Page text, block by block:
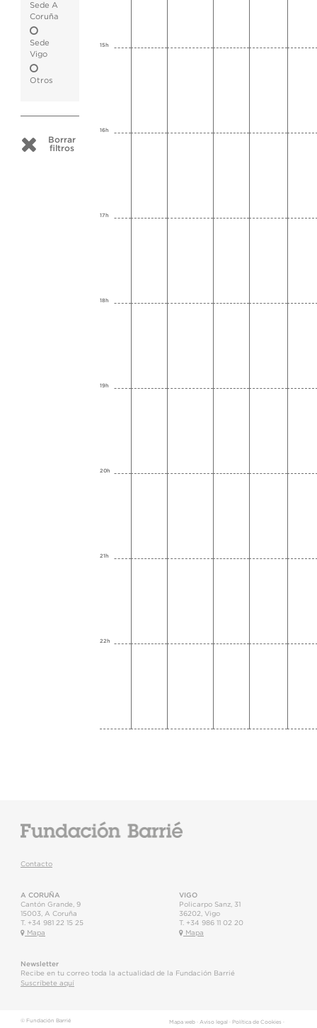
Sede A
Coruña
Sede
Vigo
Otros
Borrar
filtros
15h
16h
17h
18h
19h
20h
21h
22h
Contacto
A CORUÑA
Cantón Grande, 9
15003
A Coruña
T. +34 981 22 15 25
Mapa
VIGO
Policarpo Sanz, 31
36202 Vigo
T. +34 986 11 02 20
Mapa
Newsletter
Recibe en tu correo toda la actualidad de la Fundación Barrié
Suscríbete aquí
© Fundación Barrié Mapa web· Aviso legal · Política de Cookies ·